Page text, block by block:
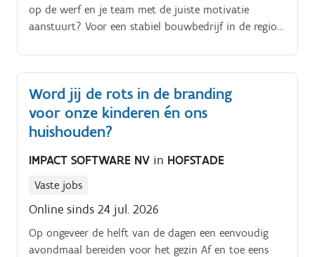
op de werf en je team met de juiste motivatie
aanstuurt? Voor een stabiel bouwbedrijf in de regio
Word jij de rots in de branding
voor onze kinderen én ons
huishouden?
IMPACT SOFTWARE NV in HOFSTADE
Vaste jobs
Online sinds 24 jul. 2026
Op ongeveer de helft van de dagen een eenvoudig
avondmaal bereiden voor het gezin Af en toe eens